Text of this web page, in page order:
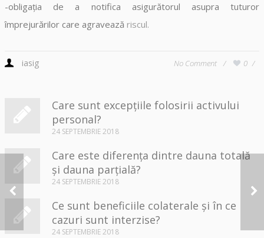
Ce este riscul
-obligația de a notifica asigurătorul asupra tuturor
împrejurărilor care agravează riscul.
iasig No Comment 0
Care sunt excepțiile folosirii activului
personal?
24 SEPTEMBRIE 2018
Care este diferența dintre dauna totală
și dauna parțială?
24 SEPTEMBRIE 2018
Ce sunt beneficiile colaterale și în ce
cazuri sunt interzise?
24 SEPTEMBRIE 2018